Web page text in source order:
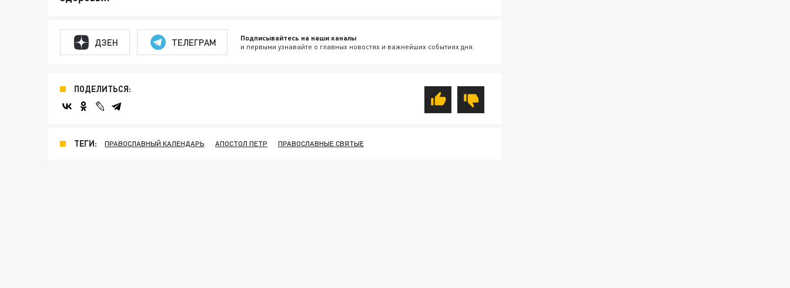
ДЗЕН ТЕЛЕГРАМ Подписывайтесь на наши каналы
и первыми узнавайте о главных новостях и важнейших событиях дня.
ПОДЕЛИТЬСЯ:
ТЕГИ: ПРАВОСЛАВНЫЙ КАЛЕНДАРЬ АПОСТОЛ ПЕТР ПРАВОСЛАВНЫЕ СВЯТЫЕ